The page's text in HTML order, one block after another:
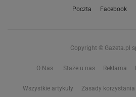
Poczta Facebook
Copyright © Gazeta.pl
O Nas Staże u nas Reklama
Wszystkie artykuły Zasady